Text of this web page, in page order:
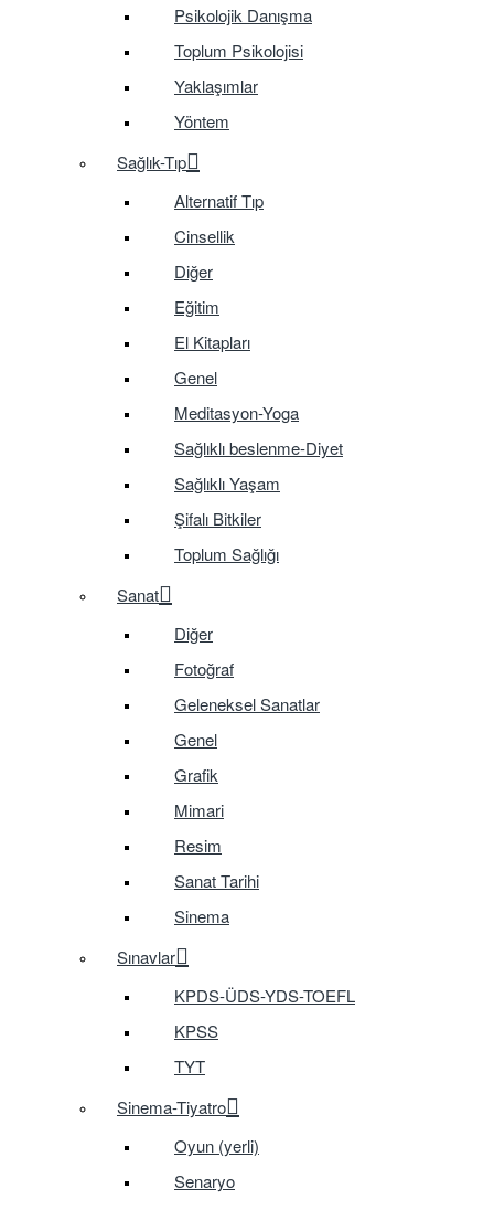
Psikolojik Danışma
Toplum Psikolojisi
Yaklaşımlar
Yöntem
Sağlık-Tıp
Alternatif Tıp
Cinsellik
Diğer
Eğitim
El Kitapları
Genel
Meditasyon-Yoga
Sağlıklı beslenme-Diyet
Sağlıklı Yaşam
Şifalı Bitkiler
Toplum Sağlığı
Sanat
Diğer
Fotoğraf
Geleneksel Sanatlar
Genel
Grafik
Mimari
Resim
Sanat Tarihi
Sinema
Sınavlar
KPDS-ÜDS-YDS-TOEFL
KPSS
TYT
Sinema-Tiyatro
Oyun (yerli)
Senaryo